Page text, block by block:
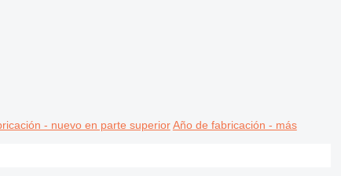
- nuevo en parte superior Año de fabricación - más